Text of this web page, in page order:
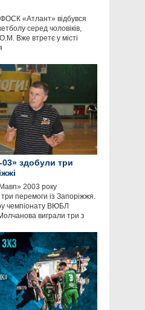
«Атлант» відбувся
серед чоловіків,
Вже втретє у місті
здобули три
2003 року
перемоги із Запоріжжя.
чемпіонату ВЮБЛ
виграли три з